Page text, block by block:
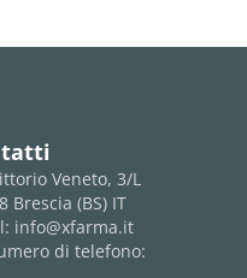
Veneto, 3/L
Brescia (BS) IT
info@xfarma.it
di telefono: